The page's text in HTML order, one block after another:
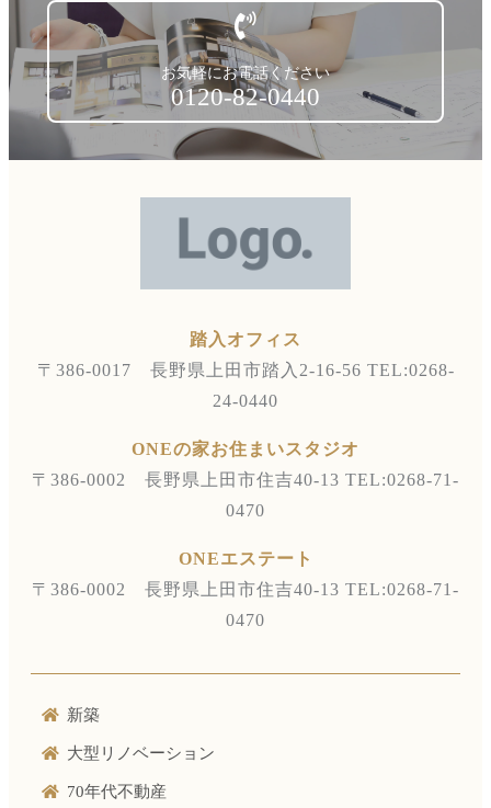
お気軽にお電話ください
0120-82-0440
踏入オフィス
〒386-0017 長野県上田市踏入2-16-56 TEL:0268-
24-0440
ONEの家お住まいスタジオ
〒386-0002 長野県上田市住吉40-13 TEL:0268-71-
0470
ONEエステート
〒386-0002 長野県上田市住吉40-13 TEL:0268-71-
0470
新築
大型リノベーション
70年代不動産